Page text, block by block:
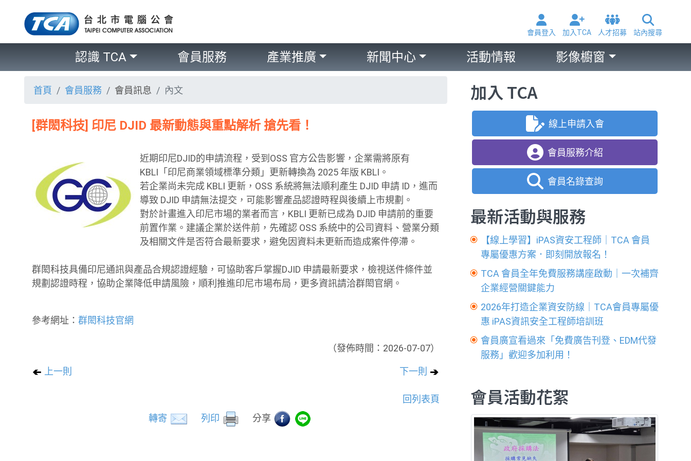
會員登入 加入TCA 人才招募 站內搜尋
認識 TCA 會員服務 產業推廣 新聞中心 活動情報 影像櫥窗
首頁 會員服務 會員訊息 內文
[群閎科技] 印尼 DJID 最新動態與重點解析 搶先看！
近期印尼DJID的申請流程，受到OSS 官方公告影響，企業需將原有
KBLI「印尼商業領域標準分類」更新轉換為 2025 年版 KBLI。
若企業尚未完成 KBLI 更新，OSS 系統將無法順利產生 DJID 申請 ID，進而
導致 DJID 申請無法提交，可能影響產品認證時程與後續上市規劃。
對於計畫進入印尼市場的業者而言，KBLI 更新已成為 DJID 申請前的重要
前置作業。建議企業於送件前，先確認 OSS 系統中的公司資料、營業分類
及相關文件是否符合最新要求，避免因資料未更新而造成案件停滯。
群閎科技具備印尼通訊與產品合規認證經驗，可協助客戶掌握DJID 申請最新要求，檢視送件條件並
規劃認證時程，協助企業降低申請風險，順利推進印尼市場布局，更多資訊請洽群閎官網。
參考網址： 群閎科技官網
（發佈時間：2026-07-07）
上一則 下一則
回列表頁
轉寄
列印 分享
加入 TCA
線上申請入會
會員服務介紹
會員名錄查詢
最新活動與服務
【線上學習】iPAS資安工程師｜TCA 會員
專屬優惠方案．即刻開放報名！
TCA 會員全年免費服務講座啟動｜一次補齊
企業經營關鍵能力
2026年打造企業資安防線｜TCA會員專屬優
惠 iPAS資訊安全工程師培訓班
會員廣宣看過來「免費廣告刊登、EDM代發
服務」歡迎多加利用！
會員活動花絮